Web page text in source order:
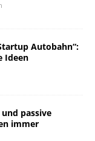
Autobahn“:
Ideen
passive
immer